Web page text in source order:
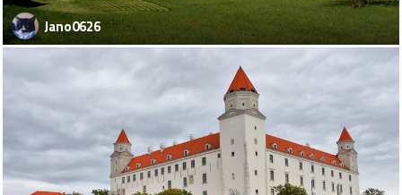
Jano0626